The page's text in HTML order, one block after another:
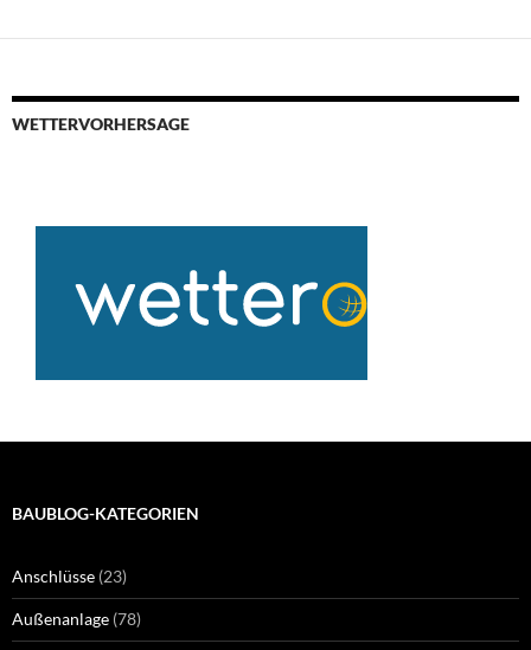
WETTERVORHERSAGE
BAUBLOG-KATEGORIEN
Anschlüsse (23)
Außenanlage (78)